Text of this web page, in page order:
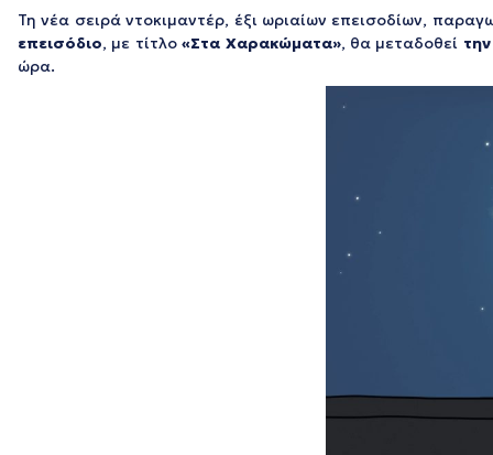
Τη νέα σειρά ντοκιμαντέρ, έξι ωριαίων επεισοδίων,
επεισόδιο, με τίτλο«Στα Χαρακώματα», θα μεταδοθεί
ώρα.